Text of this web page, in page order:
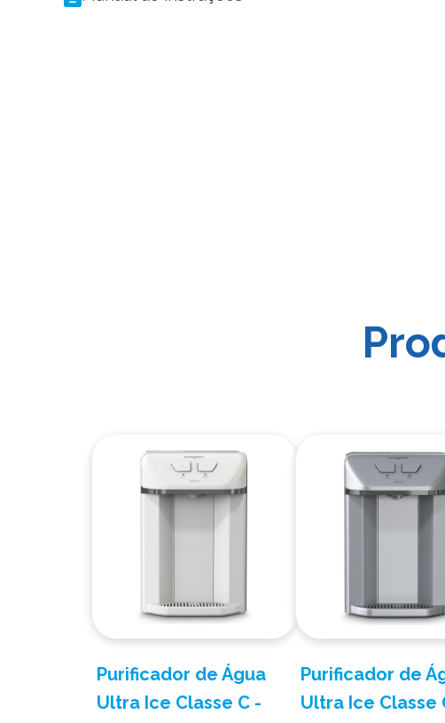
Purificador de Água
Ultra Ice Classe C -
Purificador de
Ultra Ice Classe